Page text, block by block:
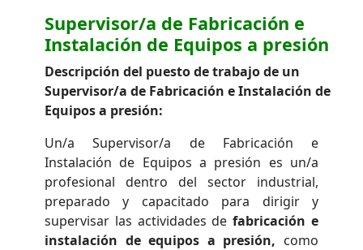
Supervisor/a de Fabricación e
Instalación de Equipos a presión
Descripción del puesto de trabajo de un
Supervisor/a de Fabricación e Instalación de
Equipos a presión:
Un/a Supervisor/a de Fabricación e
Instalación de Equipos a presión es un/a
profesional dentro del sector industrial,
preparado y capacitado para dirigir y
supervisar las actividades defabricación e
instalación de equipos a presión, como